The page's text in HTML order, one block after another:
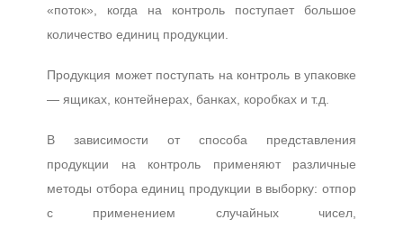
«поток», когда на контроль поступает большое
количество единиц продукции.
Продукция может поступать на контроль в упаковке
— ящиках, контейнерах, банках, коробках и т.д.
В зависимости от способа представления
продукции на контроль применяют различные
методы отбора единиц продукции в выборку: отпор
с применением случайных чисел,